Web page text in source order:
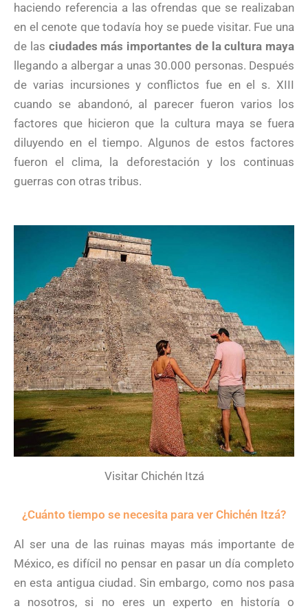
haciendo referencia a las ofrendas que se realizaban
en el cenote que todavía hoy se puede visitar. Fue una
de las ciudades más importantes de la cultura maya
llegando a albergar a unas 30.000 personas. Después
de varias incursiones y conflictos fue en el s. XIII
cuando se abandonó, al parecer fueron varios los
factores que hicieron que la cultura maya se fuera
diluyendo en el tiempo. Algunos de estos factores
fueron el clima, la deforestación y los continuas
guerras con otras tribus.
Visitar Chichén Itzá
¿Cuánto tiempo se necesita para ver Chichén Itzá?
Al ser una de las ruinas mayas más importante de
México, es difícil no pensar en pasar un día completo
en esta antigua ciudad. Sin embargo, como nos pasa
a nosotros, si no eres un experto en historía o